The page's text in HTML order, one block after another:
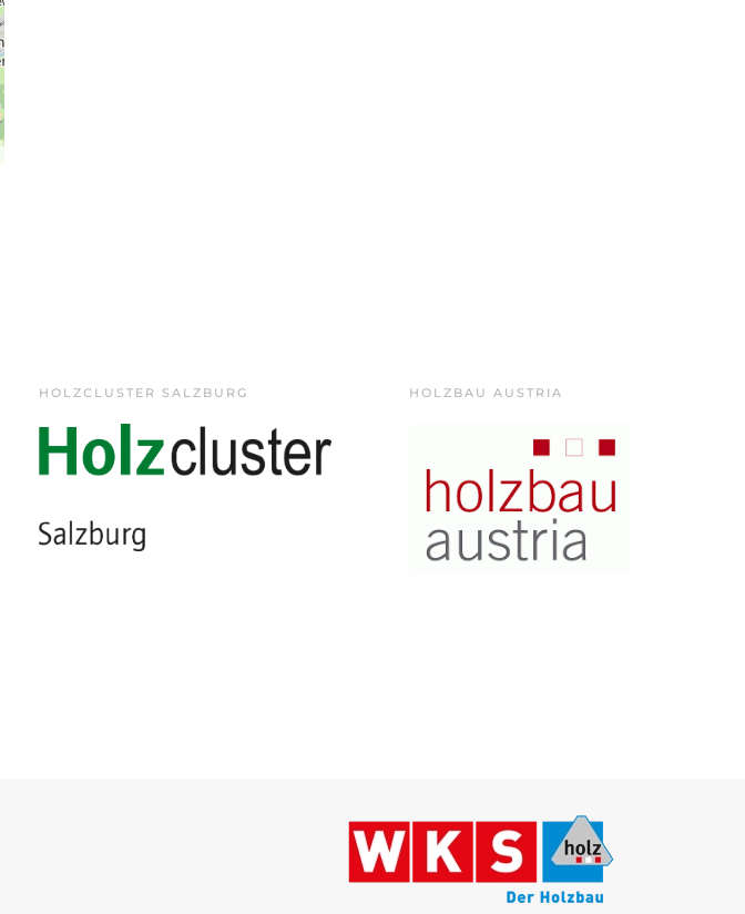
HOLZCLUSTER SALZBURG HOLZBAU AUSTRIA